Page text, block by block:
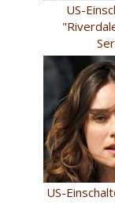
US-
US-